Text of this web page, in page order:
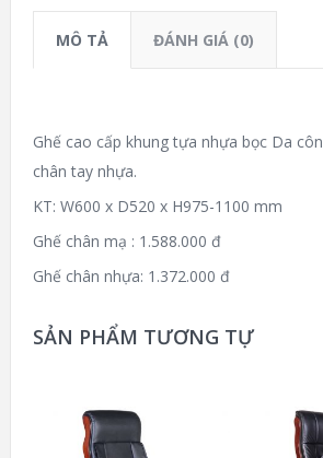
MÔ TẢ ĐÁNH GIÁ (0)
Ghế cao cấp khung tựa nhựa bọc Da
chân tay nhựa.
KT: W600 x D520 x H975-1100 mm
Ghế chân mạ : 1.588.000 đ
Ghế chân nhựa: 1.372.000 đ
SẢN PHẨM TƯƠNG TỰ